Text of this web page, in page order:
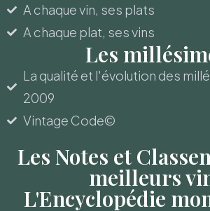
A chaque vin, ses plats
A chaque plat, ses vins
Les
La qualité et l'évolution des
2009
Vintage Code©
Les Notes et
meilleurs
L'Encyclopédie